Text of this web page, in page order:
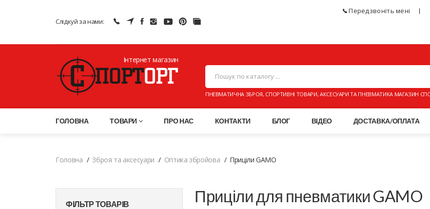
Слідкуй за нами:
Передзвоніть мені
Інтернет магазин
ПНЕВМАТИЧНА ЗБРОЯ, СПОРТИВНІ ТОВАРИ, АКСЕСУАРИ ТА ПНЕВМАТИКА МАГАЗИН
ГОЛОВНА ТОВАРИ ПРО НАС КОНТАКТИ БЛОГ ВІДЕО ДОСТАВКА/ОПЛАТА
Головна Зброя та аксесуари Оптика збройова Приціли GAMO
ФІЛЬТР ТОВАРІВ Приціли для пневматики GAMO